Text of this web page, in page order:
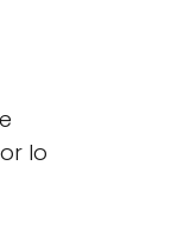
lo